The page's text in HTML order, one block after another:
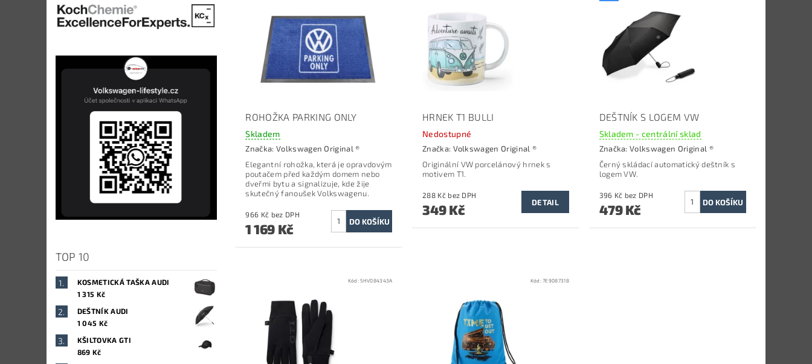
TOP 10
KOSMETICKÁ TAŠKA AUDI
1 315 Kč
DEŠTNÍK AUDI
1 045 Kč
KŠILTOVKA GTI
869 Kč
ROHOŽKA PARKING ONLY
Skladem
Značka: Volkswagen Original ®
Elegantní rohožka, která je opravdovým
poutačem před každým domem nebo
dveřmi bytu a signalizuje, kde žije
skutečný fanoušek Volkswagenu.
966 Kč bez DPH
1 169 Kč
HRNEK T1 BULLI
Nedostupné
Značka: Volkswagen Original ®
Originální VW porcelánový hrnek s
motivem T1.
288 Kč bez DPH
349 Kč DETAIL
DEŠTNÍK S LOGEM VW
Skladem - centrální sklad
Značka:Volkswagen Original ®
Černýskládací automatický deštník s
logem VW.
396 Kč bez DPH
479 Kč
Kód:5HV084343A Kód:7E9087318